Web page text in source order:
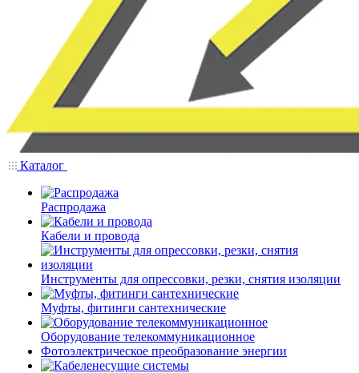
Каталог
Распродажа
Кабели и провода
Инструменты для опрессовки, резки, снятия изоляции
Муфты, фитинги сантехнические
Оборудование телекоммуникационное
Фотоэлектрическое преобразование энергии